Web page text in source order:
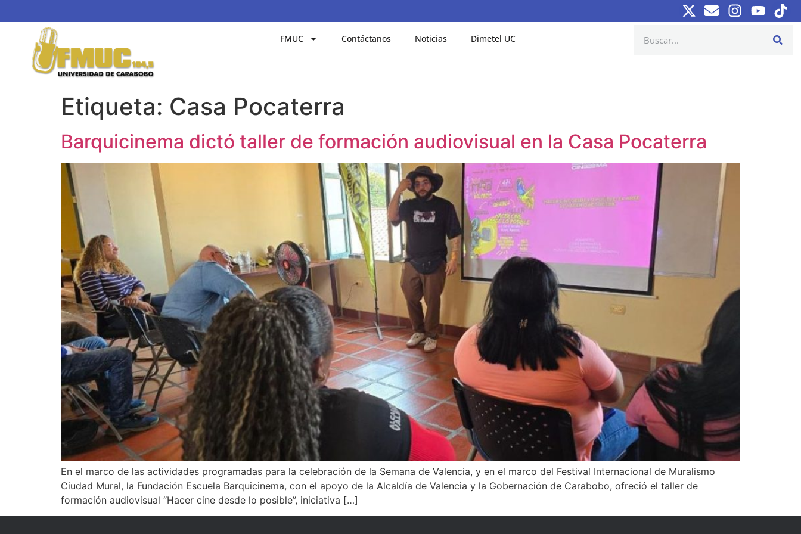
FMUC Contáctanos Noticias Dimetel UC
Etiqueta: Casa Pocaterra
Barquicinema dictó taller de formación audiovisual en la Casa Pocaterra
En el marco de las actividades programadas para la celebración de la Semana de Valencia, y en el marco del Festival Internacional de Muralismo
Ciudad Mural, la Fundación Escuela Barquicinema, con el apoyo de la Alcaldía de Valencia y la Gobernación de Carabobo, ofreció el taller de
formación audiovisual “Hacer cine desde lo posible”, iniciativa […]